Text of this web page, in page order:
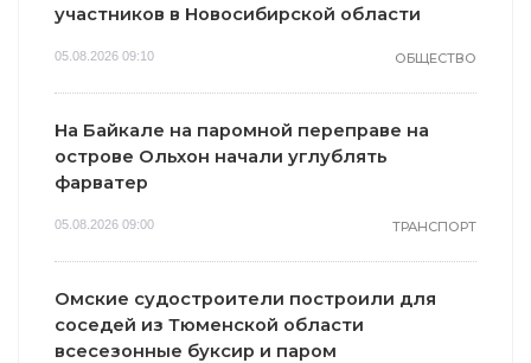
участников в Новосибирской области
05.08.2026 09:10 ОБЩЕСТВО
На Байкале на паромной переправе на
острове Ольхон начали углублять
фарватер
05.08.2026 09:00 ТРАНСПОРТ
Омские судостроители построили для
соседей из Тюменской области
всесезонные буксир и паром